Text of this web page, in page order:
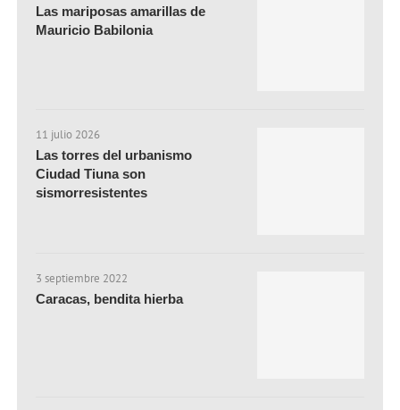
Las mariposas amarillas de
Mauricio Babilonia
11 julio 2026
Las torres del urbanismo
Ciudad Tiuna son
sismorresistentes
3 septiembre 2022
Caracas, bendita hierba